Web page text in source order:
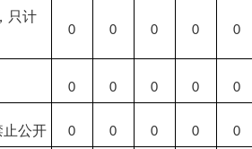
只计
0 0 0 0 0
0 0 0 0 0
止公开 0 0 0 0 0